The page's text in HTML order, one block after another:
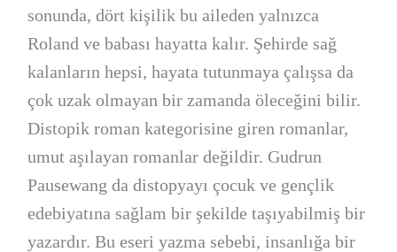
sonunda, dört kişilik bu aileden yalnızca
Roland ve babası hayatta kalır. Şehirde sağ
kalanların hepsi, hayata tutunmaya çalışsa da
çok uzak olmayan bir zamanda öleceğini bilir.
Distopik roman kategorisine giren romanlar,
umut aşılayan romanlar değildir. Gudrun
Pausewang da distopyayı çocuk ve gençlik
edebiyatına sağlam bir şekilde taşıyabilmiş bir
yazardır. Bu eseri yazma sebebi, insanlığa bir